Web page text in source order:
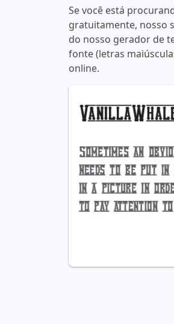
Se você está
gratuitamente, nosso
do nosso gerador de
fonte (letras
online.